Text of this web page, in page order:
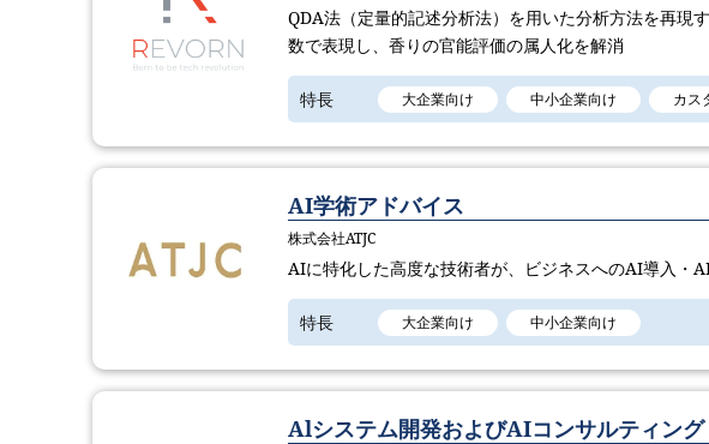
QDA法（定量的記述分析法）を用いた分析方法を再現
数で表現し、香りの官能評価の属人化を解消
特長 大企業向け 中小企業向け カス
AI学術アドバイス
株式会社ATJC
AIに特化した高度な技術者が、ビジネスへのAI導入・
特長 大企業向け 中小企業向け
Alシステム開発およびAIコンサルティング